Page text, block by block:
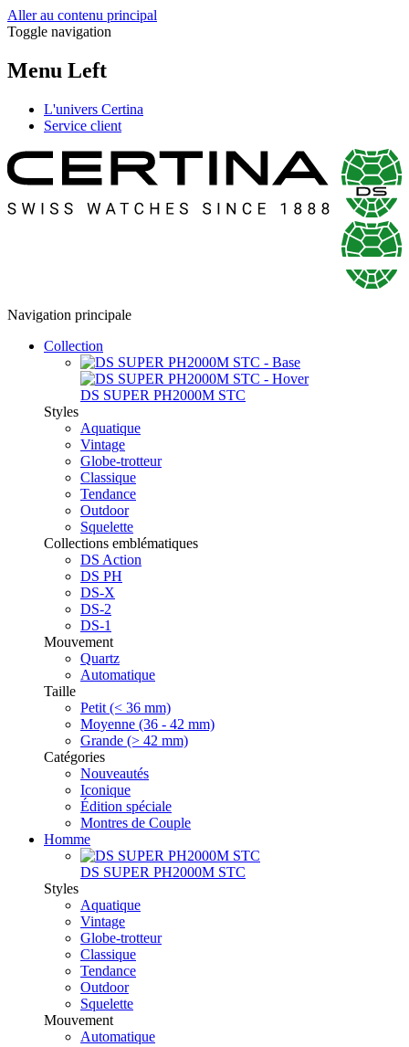
Aller au contenu principal
Toggle navigation
Menu Left
L'univers Certina
Service client
Navigation principale
Collection
DS SUPER PH2000M STC
Styles
Aquatique
Vintage
Globe-trotteur
Classique
Tendance
Outdoor
Squelette
Collections emblématiques
DS Action
DS PH
DS-X
DS-2
DS-1
Mouvement
Quartz
Automatique
Taille
Petit (< 36 mm)
Moyenne (36 - 42 mm)
Grande (> 42 mm)
Catégories
Nouveautés
Iconique
Édition spéciale
Montres de Couple
Homme
DS SUPER PH2000M STC
Styles
Aquatique
Vintage
Globe-trotteur
Classique
Tendance
Outdoor
Squelette
Mouvement
Automatique